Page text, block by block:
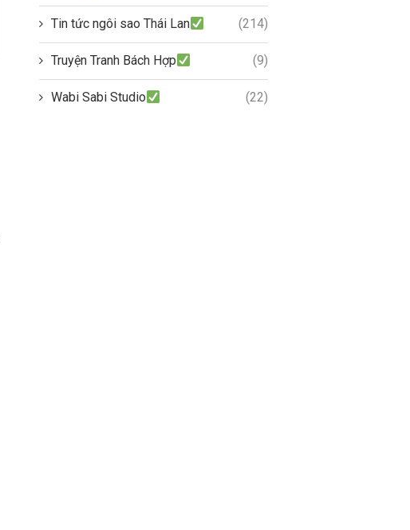
Tin tức ngôi sao Thái Lan (214)
Truyện Tranh Bách Hợp (9)
Wabi Sabi Studio (22)